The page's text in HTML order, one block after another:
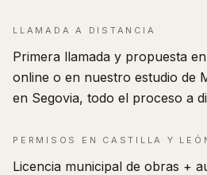
LLAMADA A DISTANCIA
Primera llamada y propuesta
online o en nuestro estudio de
en Segovia, todo el proceso a
PERMISOS EN CASTILLA Y
Licencia municipal de obras +